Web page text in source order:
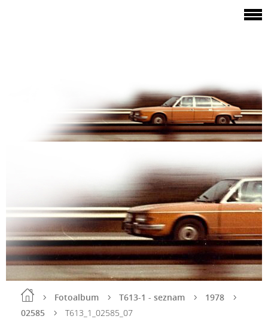
Fotoalbum T613-1 - seznam
1978
02585
T613_1_02585_07